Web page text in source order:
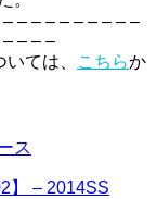
– – – – – – – – –
– – –
ては、
こちらか
ス
】 – 2014SS